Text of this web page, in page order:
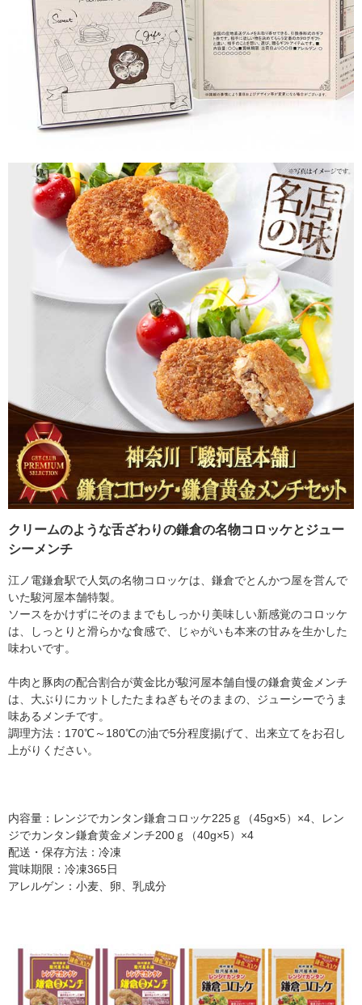
クリームのような舌ざわりの鎌倉の名物コロッケとジュー
シーメンチ
江ノ電鎌倉駅で人気の名物コロッケは、鎌倉でとんかつ屋を営んで
いた駿河屋本舗特製。
ソースをかけずにそのままでもしっかり美味しい新感覚のコロッケ
は、しっとりと滑らかな食感で、じゃがいも本来の甘みを生かした
味わいです。
牛肉と豚肉の配合割合が黄金比が駿河屋本舗自慢の鎌倉黄金メンチ
は、大ぶりにカットしたたまねぎもそのままの、ジューシーでうま
味あるメンチです。
調理方法：170℃～180℃の油で5分程度揚げて、出来立てをお召し
上がりください。
内容量：レンジでカンタン鎌倉コロッケ225ｇ（45g×5）×4、レン
ジでカンタン鎌倉黄金メンチ200ｇ（40g×5）×4
配送・保存方法：冷凍
賞味期限：冷凍365日
アレルゲン：小麦、卵、乳成分